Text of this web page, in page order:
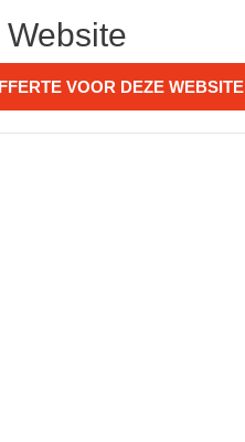
VOOR DEZE WEBSITE